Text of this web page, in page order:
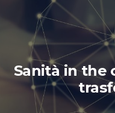
Sanità in the